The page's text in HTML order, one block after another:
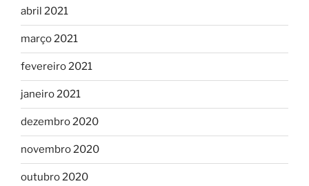
abril 2021
março 2021
fevereiro 2021
janeiro 2021
dezembro 2020
novembro 2020
outubro 2020